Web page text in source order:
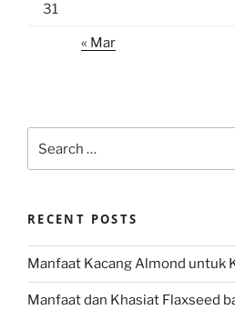
31
« Mar
for:
RECENT POSTS
Manfaat Kacang Almond untuk
Manfaat dan Khasiat Flaxseed